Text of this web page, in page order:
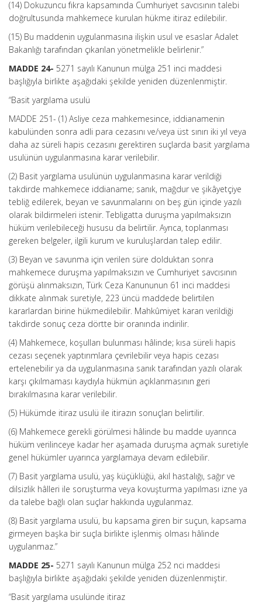
(14) Dokuzuncu fıkra kapsamında Cumhuriyet savcısının talebi
doğrultusunda mahkemece kurulan hükme itiraz edilebilir.
(15) Bu maddenin uygulanmasına ilişkin usul ve esaslar Adalet
Bakanlığı tarafından çıkarılan yönetmelikle belirlenir.”
MADDE 24- 5271 sayılı Kanunun mülga 251 inci maddesi
başlığıyla birlikte aşağıdaki şekilde yeniden düzenlenmiştir.
“Basit yargılama usulü
MADDE 251- (1) Asliye ceza mahkemesince, iddianamenin
kabulünden sonra adli para cezasını ve/veya üst sınırı iki yıl veya
daha az süreli hapis cezasını gerektiren suçlarda basit yargılama
usulünün uygulanmasına karar verilebilir.
(2) Basit yargılama usulünün uygulanmasına karar verildiği
takdirde mahkemece iddianame; sanık, mağdur ve şikâyetçiye
tebliğ edilerek, beyan ve savunmalarını on beş gün içinde yazılı
olarak bildirmeleri istenir. Tebligatta duruşma yapılmaksızın
hüküm verilebileceği hususu da belirtilir. Ayrıca, toplanması
gereken belgeler, ilgili kurum ve kuruluşlardan talep edilir.
(3) Beyan ve savunma için verilen süre dolduktan sonra
mahkemece duruşma yapılmaksızın ve Cumhuriyet savcısının
görüşü alınmaksızın, Türk Ceza Kanununun 61 inci maddesi
dikkate alınmak suretiyle, 223 üncü maddede belirtilen
kararlardan birine hükmedilebilir. Mahkûmiyet kararı verildiği
takdirde sonuç ceza dörtte bir oranında indirilir.
(4) Mahkemece, koşulları bulunması hâlinde; kısa süreli hapis
cezası seçenek yaptırımlara çevrilebilir veya hapis cezası
ertelenebilir ya da uygulanmasına sanık tarafından yazılı olarak
karşı çıkılmaması kaydıyla hükmün açıklanmasının geri
bırakılmasına karar verilebilir.
(5) Hükümde itiraz usulü ile itirazın sonuçları belirtilir.
(6) Mahkemece gerekli görülmesi hâlinde bu madde uyarınca
hüküm verilinceye kadar her aşamada duruşma açmak suretiyle
genel hükümler uyarınca yargılamaya devam edilebilir.
(7) Basit yargılama usulü, yaş küçüklüğü, akıl hastalığı, sağır ve
dilsizlik hâlleri ile soruşturma veya kovuşturma yapılması izne ya
da talebe bağlı olan suçlar hakkında uygulanmaz.
(8) Basit yargılama usulü, bu kapsama giren bir suçun, kapsama
girmeyen başka bir suçla birlikte işlenmiş olması hâlinde
uygulanmaz.”
MADDE 25- 5271 sayılı Kanunun mülga 252 nci maddesi
başlığıyla birlikte aşağıdaki şekilde yeniden düzenlenmiştir.
“Basit yargılama usulünde itiraz